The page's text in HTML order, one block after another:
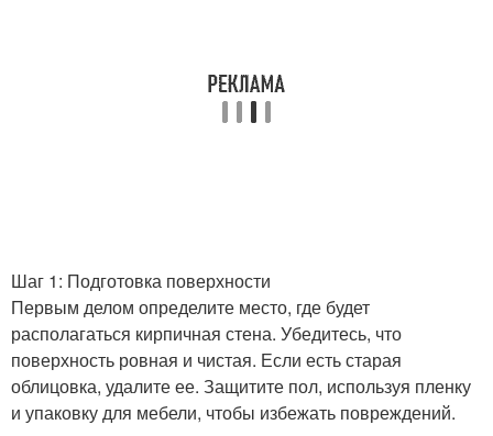
Шаг 1: Подготовка поверхности
Первым делом определите место, где будет
располагаться кирпичная стена. Убедитесь, что
поверхность ровная и чистая. Если есть старая
облицовка, удалите ее. Защитите пол, используя пленку
и упаковку для мебели, чтобы избежать повреждений.